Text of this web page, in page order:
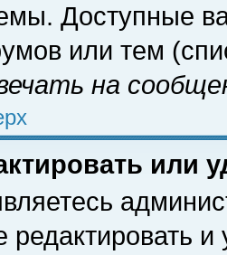
Доступные
или тем
на
или
и